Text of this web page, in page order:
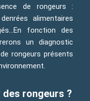
de rongeurs :
alimentaires
fonction des
un diagnostic
rongeurs présents
rongeurs ?